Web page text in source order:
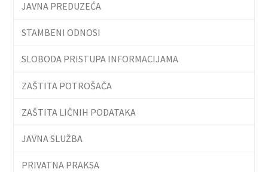
JAVNA PREDUZEĆA
STAMBENI ODNOSI
SLOBODA PRISTUPA INFORMACIJAMA
ZAŠTITA POTROŠAČA
ZAŠTITA LIČNIH PODATAKA
JAVNA SLUŽBA
PRIVATNA PRAKSA